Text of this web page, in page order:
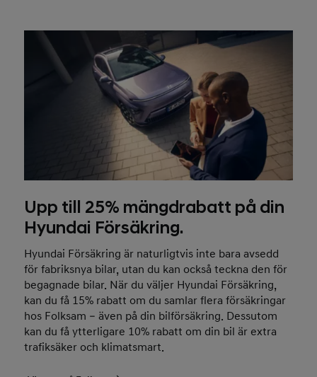
Upp till 25% mängdrabatt på din
Hyundai Försäkring.
Hyundai Försäkring är naturligtvis inte bara avsedd
för fabriksnya bilar, utan du kan också teckna den för
begagnade bilar. När du väljer Hyundai Försäkring,
kan du få 15% rabatt om du samlar flera försäkringar
hos Folksam – även på din bilförsäkring. Dessutom
kan du få ytterligare 10% rabatt om din bil är extra
trafiksäker och klimatsmart.